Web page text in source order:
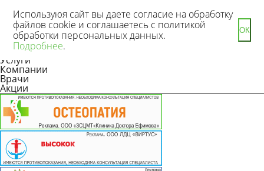
Новости
Статьи
Услуги
Компании
Врачи
Акции
Используюя сайт вы даете согласие на обработку
файлов cookie и соглашаетесь с политикой
обработки персональных данных.
Подробнее.
ОК